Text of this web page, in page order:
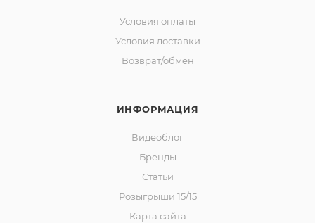
Условия оплаты
Условия доставки
Возврат/обмен
ИНФОРМАЦИЯ
Видеоблог
Бренды
Статьи
Розыгрыши 15/15
Карта сайта